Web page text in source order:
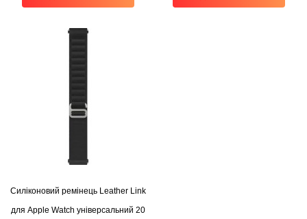
Силіконовий ремінець Leather Link
для Apple Watch універсальний 20